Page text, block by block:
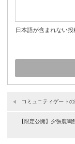
日本語が含まれない
コミュニティゲート
【限定公開】夕張鹿